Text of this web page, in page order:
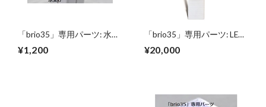
「brio35」専用パーツ: 水受
¥1,200
「brio35」専用パーツ: LED
¥20,000